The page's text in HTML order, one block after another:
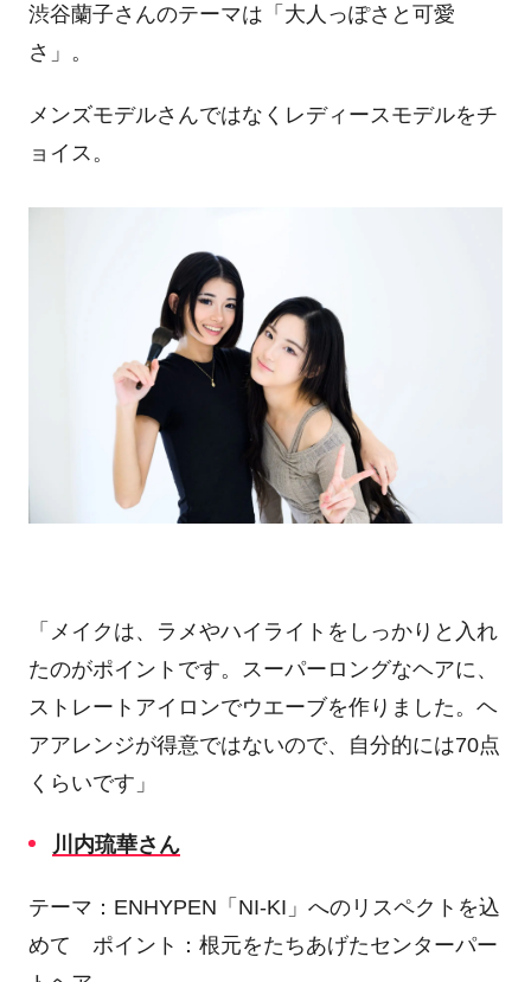
渋谷蘭子さんのテーマは「大人っぽさと可愛
さ」。
メンズモデルさんではなくレディースモデルをチ
ョイス。
「メイクは、ラメやハイライトをしっかりと入れ
たのがポイントです。スーパーロングなヘアに、
ストレートアイロンでウエーブを作りました。ヘ
アアレンジが得意ではないので、自分的には70点
くらいです」
川内琉華さん
テーマ： ENHYPEN 「 NI-KI 」へのリスペクトを込
めて ポイント：根元をたちあげたセンターパー